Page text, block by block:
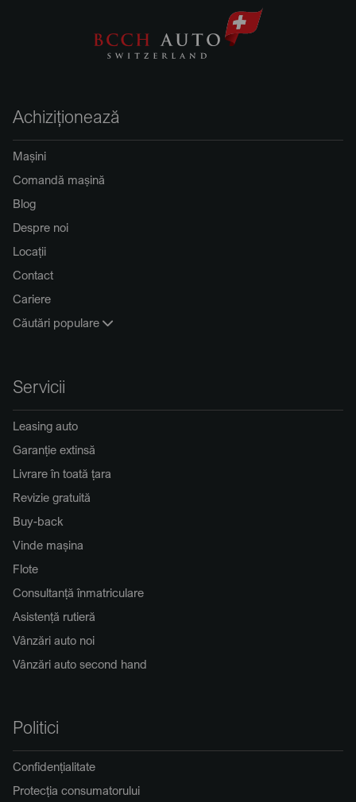
Achiziționează
Mașini
Comandă mașină
Blog
Despre noi
Locații
Contact
Cariere
Căutări populare
Servicii
Leasing auto
Garanție extinsă
Livrare în toată țara
Revizie gratuită
Buy-back
Vinde mașina
Flote
Consultanță înmatriculare
Asistență rutieră
Vânzări auto noi
Vânzări auto second hand
Politici
Confidențialitate
Protecția consumatorului